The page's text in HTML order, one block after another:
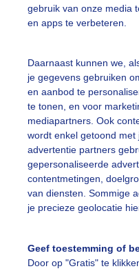
gebruik van onze media
en apps te verbeteren.
Daarnaast kunnen we,
je gegevens gebruiken
en aanbod te
te tonen, en voor
mediapartners. Ook
wordt enkel getoond
advertentie partners
gepersonaliseerde
contentmetingen,
van diensten. Sommige
je precieze geolocatie
Geef toestemming of
Door op "Gratis" te
Deze
"9 dorpen" en
krimpenerwaard
Stempelpost